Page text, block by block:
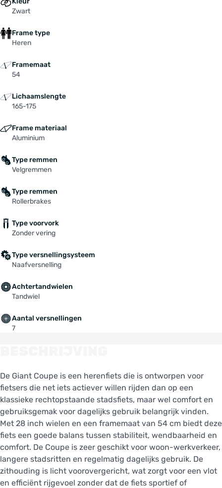
Zwart
Frame type
Heren
Framemaat
54
Lichaamslengte
165-175
Frame materiaal
Aluminium
Type remmen
Velgremmen
Type remmen
Rollerbrakes
Type voorvork
Zonder vering
Type versnellingsysteem
Naafversnelling
Achtertandwielen
Tandwiel
Aantal versnellingen
7
De Giant Coupe is een herenfiets die is ontworpen voor
fietsers die net iets actiever willen rijden dan op een
klassieke rechtopstaande stadsfiets, maar wel comfort en
gebruiksgemak voor dagelijks gebruik belangrijk vinden.
Met 28 inch wielen en een framemaat van 54 cm biedt deze
fiets een goede balans tussen stabiliteit, wendbaarheid en
comfort. De Coupe is zeer geschikt voor woon-werkverkeer,
langere stadsritten en regelmatig dagelijks gebruik. De
zithouding is licht voorovergericht, wat zorgt voor een vlot
en efficiënt rijgevoel zonder dat de fiets sportief of